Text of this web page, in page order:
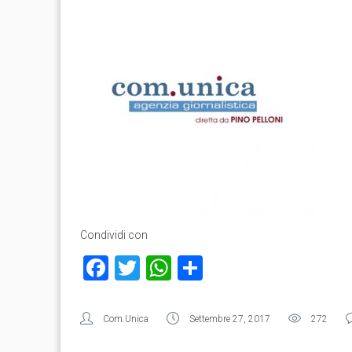
Condividi con
Facebook
TwitterWhatsApp
Com.Unica Settembre 27, 2017 272